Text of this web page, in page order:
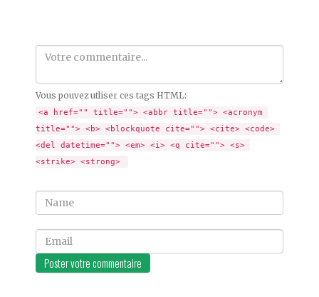
Comment
Vous pouvez utliser ces tags HTML:
<a href="" title=""> <abbr title=""> <acronym
title=""> <b> <blockquote cite=""> <cite> <code>
<del datetime=""> <em> <i> <q cite=""> <s>
<strike> <strong>
Name
Email